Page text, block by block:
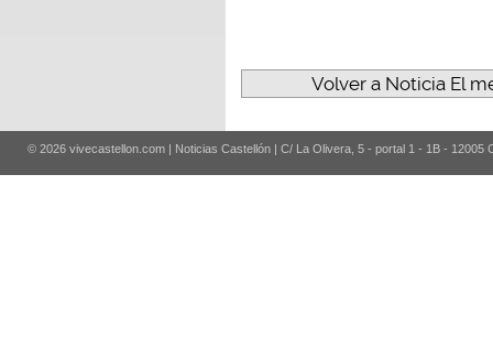
Volver a Noticia El
© 2026 vivecastellon.com | Noticias Castellón | C/ La Olivera, 5 - portal 1 - 1B - 12005